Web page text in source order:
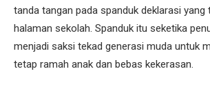
tanda tangan pada spanduk deklarasi yang
halaman sekolah. Spanduk itu seketika
menjadi saksi tekad generasi muda untuk
tetap ramah anak dan bebas kekerasan.